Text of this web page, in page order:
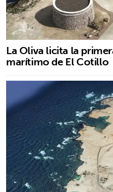
La Oliva licita la
marítimo de El Cotillo